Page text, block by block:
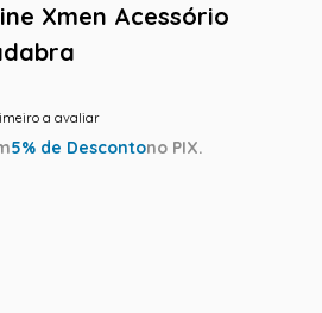
Xmen Acessório
a avaliar
5% de Descontono PIX.